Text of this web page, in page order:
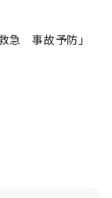
急 事故予防」